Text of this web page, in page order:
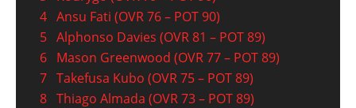
4 Ansu Fati (OVR 76 – POT 90)
5 Alphonso Davies (OVR 81 – POT 89)
6 Mason Greenwood (OVR 77 – POT 89)
7 Takefusa Kubo (OVR 75 – POT 89)
8 Thiago Almada (OVR 73 – POT 89)